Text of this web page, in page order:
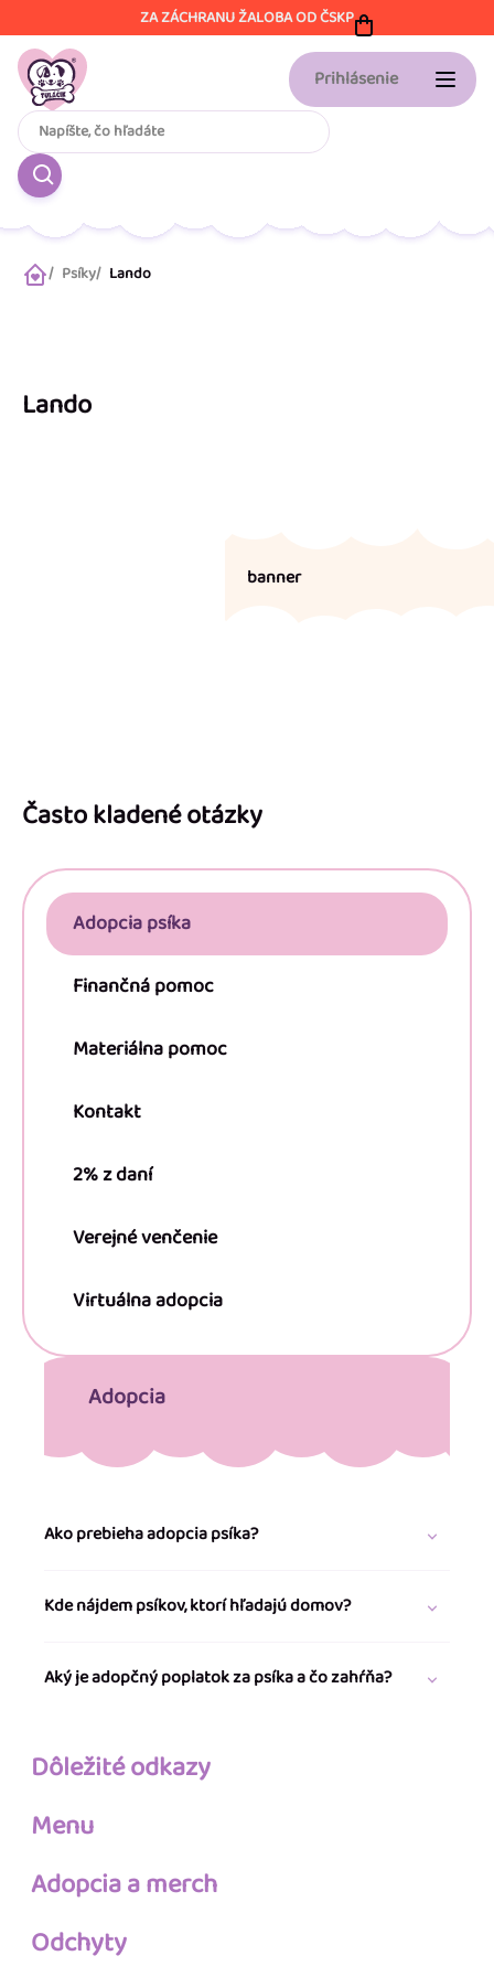
na
obsah
ZA ZÁCHRANU ŽALOBA OD ČSKP
Prihlásenie
DomovPsíky Lando
Lando
banner
Často kladené otázky
Adopcia psíka
Finančná pomoc
Materiálna pomoc
Kontakt
2% z daní
Verejné venčenie
Virtuálna adopcia
Adopcia
Ako prebieha adopcia psíka?
Kde nájdem psíkov, ktorí hľadajú domov?
Aký je adopčný poplatok za psíka a čo zahŕňa?
Dôležité odkazy
Menu
Adopcia a merch
Odchyty